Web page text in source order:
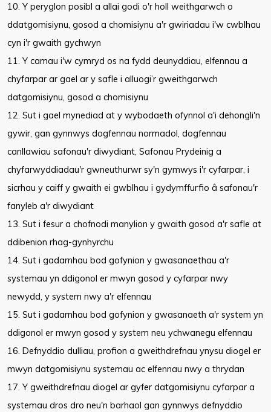
10. Y peryglon posibl a allai godi o'r holl weithgarwch o
ddatgomisiynu, gosod a chomisiynu a'r gwiriadau i'w cwblhau
cyn i'r gwaith gychwyn
11. Y camau i'w cymryd os na fydd deunyddiau, elfennau a
chyfarpar ar gael ar y safle i alluogi’r gweithgarwch
datgomisiynu, gosod a chomisiynu
12. Sut i gael mynediad at y wybodaeth ofynnol a'i dehongli'n
gywir, gan gynnwys dogfennau normadol, dogfennau
canllawiau safonau'r diwydiant, Safonau Prydeinig a
chyfarwyddiadau'r gwneuthurwr sy'n gymwys i'r cyfarpar, i
sicrhau y caiff y gwaith ei gwblhau i gydymffurfio â safonau'r
fanyleb a'r diwydiant
13. Sut i fesur a chofnodi manylion y gwaith gosod a'r safle at
ddibenion rhag-gynhyrchu
14. Sut i gadarnhau bod gofynion y gwasanaethau a'r
systemau yn ddigonol er mwyn gosod y cyfarpar nwy
newydd, y system nwy a'r elfennau
15. Sut i gadarnhau bod gofynion y gwasanaeth a'r system yn
ddigonol er mwyn gosod y system neu ychwanegu elfennau
16. Defnyddio dulliau, profion a gweithdrefnau ynysu diogel er
mwyn datgomisiynu systemau ac elfennau nwy a thrydan
17. Y gweithdrefnau diogel ar gyfer datgomisiynu cyfarpar a
systemau dros dro neu'n barhaol gan gynnwys defnyddio